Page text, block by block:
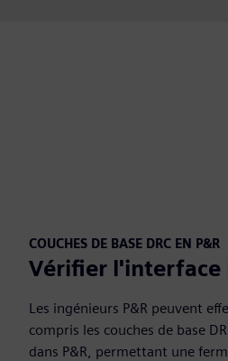
COUCHES DE BASE DRC EN P&R
Vérifier l'interface
Les ingénieurs P&R peuvent
compris les couches de base
dans P&R, permettant une